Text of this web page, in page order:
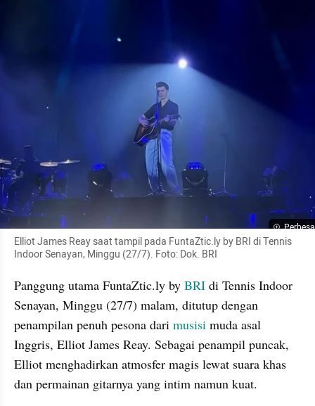
Elliot James Reay saat tampil pada FuntaZtic.ly by BRI di Tennis
Indoor Senayan, Minggu (27/7). Foto: Dok. BRI
Panggung utama FuntaZtic.ly by BRI di Tennis Indoor
Senayan, Minggu (27/7) malam, ditutup dengan
penampilan penuh pesona dari musisi muda asal
Inggris, Elliot James Reay. Sebagai penampil puncak,
Elliot menghadirkan atmosfer magis lewat suara khas
dan permainan gitarnya yang intim namun kuat.